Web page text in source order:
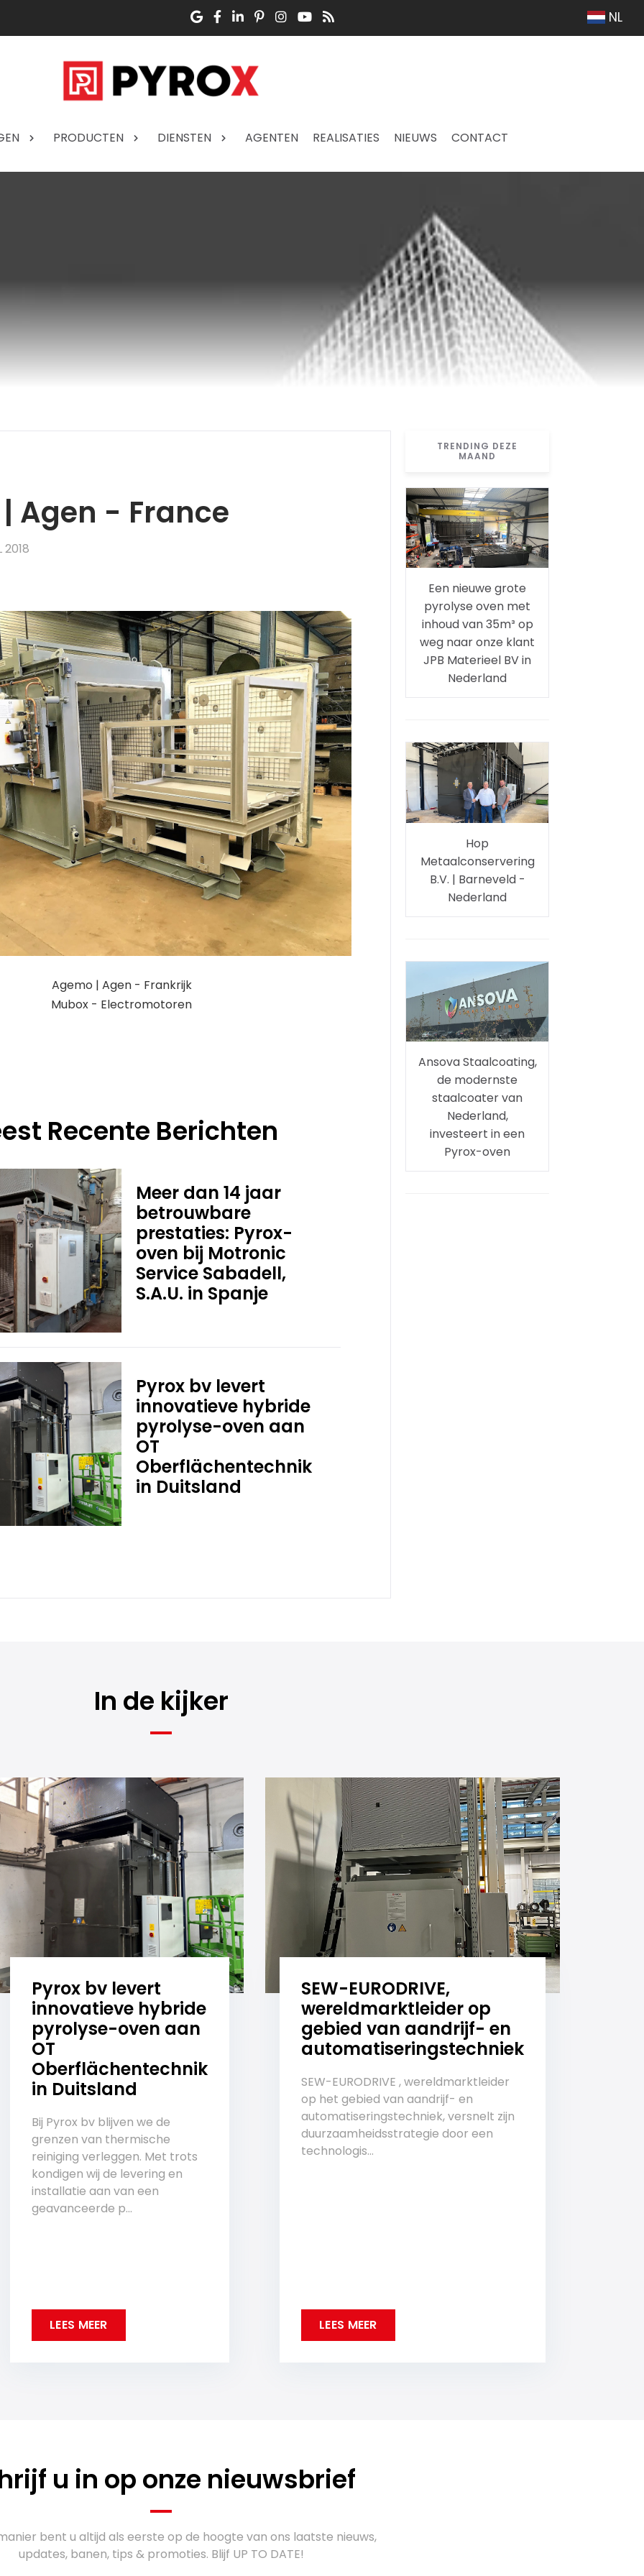
NL
PRODUCTEN DIENSTEN AGENTEN REALISATIES NIEUWS CONTACT
Agen - France
2018
Agemo | Agen - Frankrijk
Mubox - Electromotoren
Recente Berichten
Meer dan 14 jaar
betrouwbare
prestaties: Pyrox-
oven bij Motronic
Service Sabadell,
S.A.U. in Spanje
Pyrox bv levert
innovatieve hybride
pyrolyse-oven aan
OT
Oberflächentechnik
in Duitsland
TRENDING DEZE
MAAND
Een nieuwe grote
pyrolyse oven met
inhoud van 35m³ op
weg naar onze klant
JPB Materieel BV in
Nederland
Hop
Metaalconservering
B.V. | Barneveld -
Nederland
Ansova Staalcoating,
de modernste
staalcoater van
Nederland,
investeert in een
Pyrox-oven
In de kijker
Pyrox bv levert
innovatieve hybride
pyrolyse-oven aan
OT
Oberflächentechnik
in Duitsland
Bij Pyrox bv blijven we de
grenzen van thermische
reiniging verleggen. Met trots
kondigen wij de levering en
installatie aan van een
geavanceerde p...
LEES MEER
SEW-EURODRIVE,
wereldmarktleider op
gebied van aandrijf- en
automatiseringstechniek
SEW-EURODRIVE , wereldmarktleider
op het gebied van aandrijf- en
automatiseringstechniek, versnelt zijn
duurzaamheidsstrategie door een
technologis...
LEES MEER
u in op onze nieuwsbrief
bent u altijd als eerste op de hoogte van ons laatste nieuws,
updates, banen, tips & promoties. Blijf UP TO DATE!